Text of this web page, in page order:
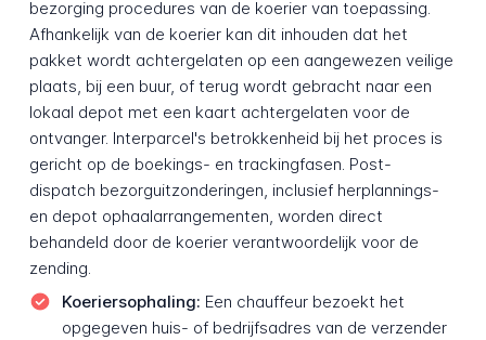
bezorging procedures van de koerier van toepassing.
Afhankelijk van de koerier kan dit inhouden dat het
pakket wordt achtergelaten op een aangewezen veilige
plaats, bij een buur, of terug wordt gebracht naar een
lokaal depot met een kaart achtergelaten voor de
ontvanger. Interparcel's betrokkenheid bij het proces is
gericht op de boekings- en trackingfasen. Post-
dispatch bezorguitzonderingen, inclusief herplannings-
en depot ophaalarrangementen, worden direct
behandeld door de koerier verantwoordelijk voor de
zending.
Koeriers­ophaling: Een chauffeur bezoekt het
opgegeven huis- of bedrijfsadres van de verzender